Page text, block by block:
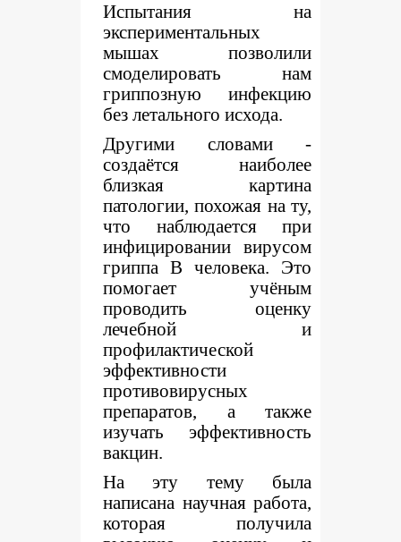
Испытания на
экспериментальных
мышах позволили
смоделировать нам
гриппозную инфекцию
без летального исхода.
Другими словами -
создаётся наиболее
близкая картина
патологии, похожая на ту,
что наблюдается при
инфицировании вирусом
гриппа В человека. Это
помогает учёным
проводить оценку
лечебной и
профилактической
эффективности
противовирусных
препаратов, а также
изучать эффективность
вакцин.
На эту тему была
написана научная работа,
которая получила